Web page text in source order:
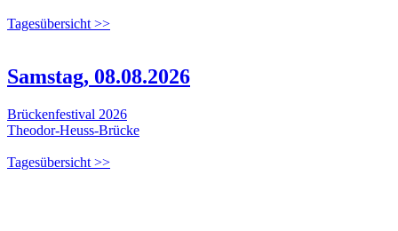
Tagesübersicht >>
Samstag, 08.08.2026
Brückenfestival 2026
Theodor-Heuss-Brücke
Tagesübersicht >>